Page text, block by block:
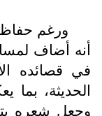
ورغم
أنه أضاف
في قصائده
الحديثة،
وجعل شعره